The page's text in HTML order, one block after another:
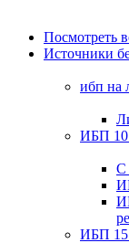
Посмотреть
Источники
ибп на
ИБП 10
С
ИБП 15